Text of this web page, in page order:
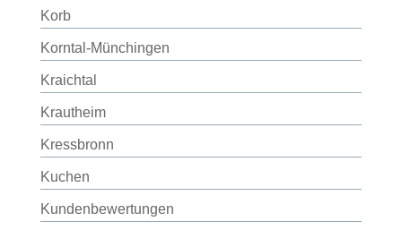
Korb
Korntal-Münchingen
Kraichtal
Krautheim
Kressbronn
Kuchen
Kundenbewertungen